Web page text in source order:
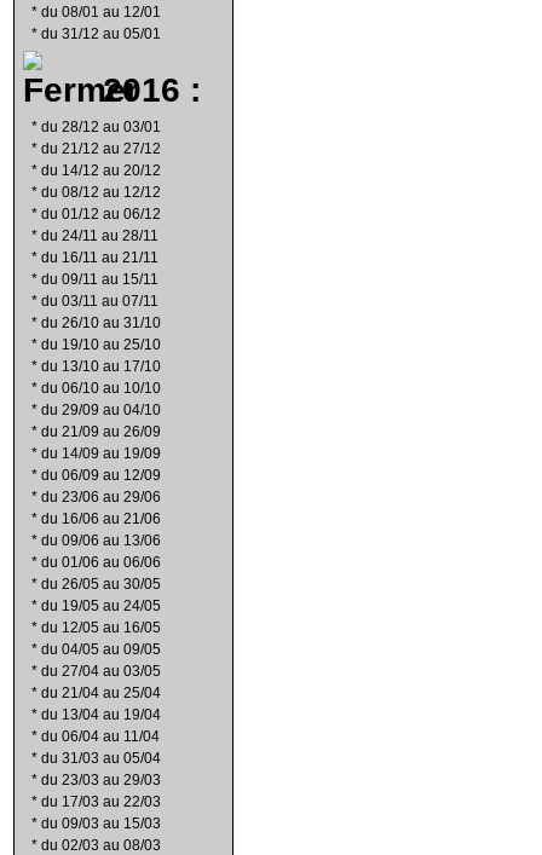
* du 08/01 au 12/01
* du 31/12 au 05/01
2016 :
* du 28/12 au 03/01
* du 21/12 au 27/12
* du 14/12 au 20/12
* du 08/12 au 12/12
* du 01/12 au 06/12
* du 24/11 au 28/11
* du 16/11 au 21/11
* du 09/11 au 15/11
* du 03/11 au 07/11
* du 26/10 au 31/10
* du 19/10 au 25/10
* du 13/10 au 17/10
* du 06/10 au 10/10
* du 29/09 au 04/10
* du 21/09 au 26/09
* du 14/09 au 19/09
* du 06/09 au 12/09
* du 23/06 au 29/06
* du 16/06 au 21/06
* du 09/06 au 13/06
* du 01/06 au 06/06
* du 26/05 au 30/05
* du 19/05 au 24/05
* du 12/05 au 16/05
* du 04/05 au 09/05
* du 27/04 au 03/05
* du 21/04 au 25/04
* du 13/04 au 19/04
* du 06/04 au 11/04
* du 31/03 au 05/04
* du 23/03 au 29/03
* du 17/03 au 22/03
* du 09/03 au 15/03
* du 02/03 au 08/03